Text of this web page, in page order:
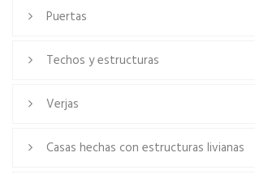
Puertas
Techos y estructuras
Verjas
Casas hechas con estructuras livianas